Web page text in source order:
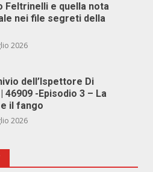
Feltrinelli e quella nota
nei file segreti della
2026
dell’Ispettore Di
46909 -Episodio 3 – La
il fango
2026